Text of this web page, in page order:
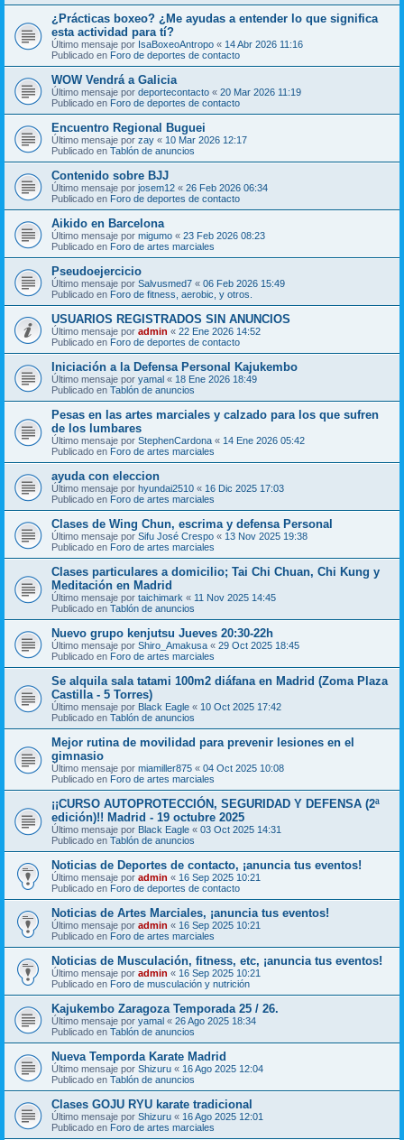
¿Prácticas boxeo? ¿Me ayudas a entender lo que significa
esta actividad para tí?
Último mensaje por IsaBoxeoAntropo « 14 Abr 2026 11:16
Publicado en Foro de deportes de contacto
WOW Vendrá a Galicia
Último mensaje por deportecontacto « 20 Mar 2026 11:19
Publicado en Foro de deportes de contacto
Encuentro Regional Buguei
Último mensaje por zay « 10 Mar 2026 12:17
Publicado en Tablón de anuncios
Contenido sobre BJJ
Último mensaje por josem12 « 26 Feb 2026 06:34
Publicado en Foro de deportes de contacto
Aikido en Barcelona
Último mensaje por migumo « 23 Feb 2026 08:23
Publicado en Foro de artes marciales
Pseudoejercicio
Último mensaje por Salvusmed7 « 06 Feb 2026 15:49
Publicado en Foro de fitness, aerobic, y otros.
USUARIOS REGISTRADOS SIN ANUNCIOS
Último mensaje por admin « 22 Ene 2026 14:52
Publicado en Foro de deportes de contacto
Iniciación a la Defensa Personal Kajukembo
Último mensaje por yamal « 18 Ene 2026 18:49
Publicado en Tablón de anuncios
Pesas en las artes marciales y calzado para los que sufren
de los lumbares
Último mensaje por StephenCardona « 14 Ene 2026 05:42
Publicado en Foro de artes marciales
ayuda con eleccion
Último mensaje por hyundai2510 « 16 Dic 2025 17:03
Publicado en Foro de artes marciales
Clases de Wing Chun, escrima y defensa Personal
Último mensaje por Sifu José Crespo « 13 Nov 2025 19:38
Publicado en Foro de artes marciales
Clases particulares a domicilio; Tai Chi Chuan, Chi Kung y
Meditación en Madrid
Último mensaje por taichimark « 11 Nov 2025 14:45
Publicado en Tablón de anuncios
Nuevo grupo kenjutsu Jueves 20:30-22h
Último mensaje por Shiro_Amakusa « 29 Oct 2025 18:45
Publicado en Foro de artes marciales
Se alquila sala tatami 100m2 diáfana en Madrid (Zoma Plaza
Castilla - 5 Torres)
Último mensaje por Black Eagle « 10 Oct 2025 17:42
Publicado en Tablón de anuncios
Mejor rutina de movilidad para prevenir lesiones en el
gimnasio
Último mensaje por miamiller875 « 04 Oct 2025 10:08
Publicado en Foro de artes marciales
¡¡CURSO AUTOPROTECCIÓN, SEGURIDAD Y DEFENSA (2ª
edición)!! Madrid - 19 octubre 2025
Último mensaje por Black Eagle « 03 Oct 2025 14:31
Publicado en Tablón de anuncios
Noticias de Deportes de contacto, ¡anuncia tus eventos!
Último mensaje por admin « 16 Sep 2025 10:21
Publicado en Foro de deportes de contacto
Noticias de Artes Marciales, ¡anuncia tus eventos!
Último mensaje por admin « 16 Sep 2025 10:21
Publicado en Foro de artes marciales
Noticias de Musculación, fitness, etc, ¡anuncia tus eventos!
Último mensaje por admin « 16 Sep 2025 10:21
Publicado en Foro de musculación y nutrición
Kajukembo Zaragoza Temporada 25 / 26.
Último mensaje por yamal « 26 Ago 2025 18:34
Publicado en Tablón de anuncios
Nueva Temporda Karate Madrid
Último mensaje por Shizuru « 16 Ago 2025 12:04
Publicado en Tablón de anuncios
Clases GOJU RYU karate tradicional
Último mensaje por Shizuru « 16 Ago 2025 12:01
Publicado en Foro de artes marciales